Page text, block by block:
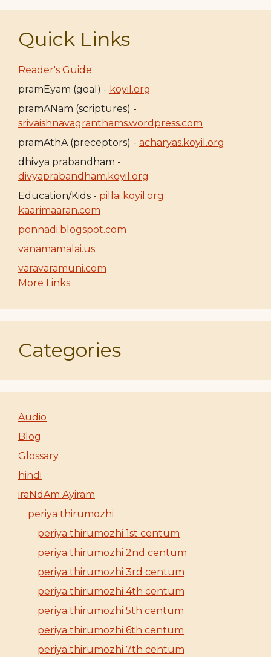
Quick Links
Reader's Guide
pramEyam (goal) - koyil.org
pramANam (scriptures) -
srivaishnavagranthams.wordpress.com
pramAthA (preceptors) - acharyas.koyil.org
dhivya prabandham -
divyaprabandham.koyil.org
Education/Kids - pillai.koyil.org
kaarimaaran.com
ponnadi.blogspot.com
vanamamalai.us
varavaramuni.com
More Links
Categories
Audio
Blog
Glossary
hindi
iraNdAm Ayiram
periya thirumozhi
periya thirumozhi 1st centum
periya thirumozhi 2nd centum
periya thirumozhi 3rd centum
periya thirumozhi 4th centum
periya thirumozhi 5th centum
periya thirumozhi 6th centum
periya thirumozhi 7th centum